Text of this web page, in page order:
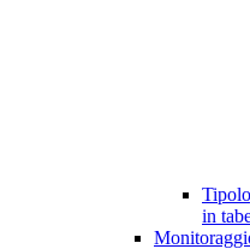
in